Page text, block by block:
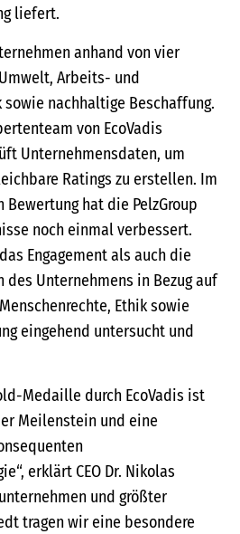
liefert.
anhand von vier
Arbeits- und
sowie nachhaltige Beschaffung.
von EcoVadis
Unternehmensdaten, um
Ratings zu erstellen. Im
hat die PelzGroup
noch einmal verbessert.
Engagement als auch die
des Unternehmens in Bezug auf
Ethik sowie
eingehend untersucht und
Medaille durch EcoVadis ist
Meilenstein und eine
erklärt CEO Dr. Nikolas
und größter
tragen wir eine besondere